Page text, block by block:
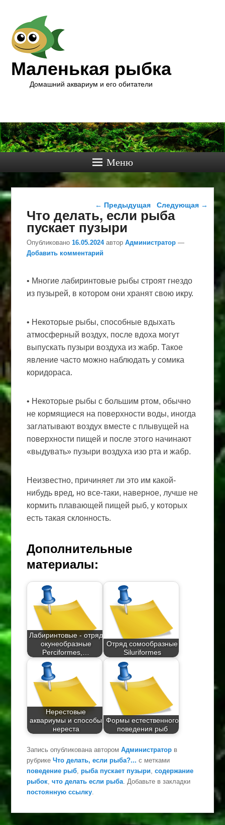
Маленькая рыбка
Домашний аквариум и его обитатели
Меню
Навигация по записям
← Предыдущая Следующая →
Что делать, если рыба
пускает пузыри
Опубликовано16.05.2024 авторАдминистратор —
Добавить комментарий
• Многие лабиринтовые рыбы строят гнездо
из пузырей, в котором они хранят свою икру.
• Некоторые рыбы, способные вдыхать
атмосферный воздух, после вдоха могут
выпускать пузыри воздуха из жабр. Такое
явление часто можно наблюдать у сомика
коридораса.
• Некоторые рыбы с большим ртом, обычно
не кормящиеся на поверхности воды, иногда
заглатывают воздух вместе с плывущей на
поверхности пищей и после этого начинают
«выдувать» пузыри воздуха изо рта и жабр.
Неизвестно, причиняет ли это им какой-
нибудь вред, но все-таки, наверное, лучше не
кормить плавающей пищей рыб, у которых
есть такая склонность.
Дополнительные
материалы:
Лабиринтовые - отряд
окунеобразные
Perciformes,…
Отряд сомообразные
Siluriformes
Нерестовые
аквариумы и способы
нереста
Формы естественного
поведения рыб
Запись опубликована авторомАдминистратор в
рубрикеЧто делать, если рыба?... с метками
поведение рыб,рыба пускает пузыри,содержание
рыбок,что делать если рыба. Добавьте в закладки
постоянную ссылку.